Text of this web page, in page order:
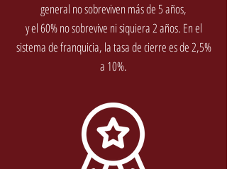
general no sobreviven más de 5 años,
y el 60% no sobrevive ni siquiera 2 años. En el
sistema de franquicia, la tasa de cierre es de 2,5%
a 10%.